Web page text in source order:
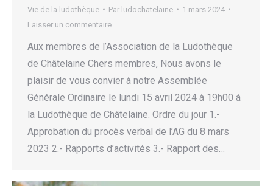
Vie de la ludothèque Par ludochatelaine
1 mars 2024
Laisser un commentaire
Aux membres de l’Association de la Ludothèque
de Châtelaine Chers membres, Nous avons le
plaisir de vous convier à notre Assemblée
Générale Ordinaire le lundi 15 avril 2024 à 19h00 à
la Ludothèque de Châtelaine. Ordre du jour 1.-
Approbation du procès verbal de l’AG du 8 mars
2023 2.- Rapports d’activités 3.- Rapport des…